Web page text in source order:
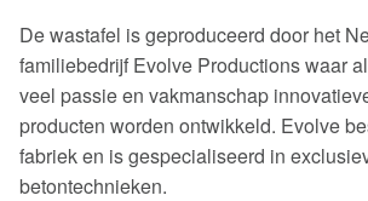
De wastafel is geproduceerd door het
familiebedrijf Evolve Productions waar
veel passie en vakmanschap
producten worden ontwikkeld. Evolve
fabriek en is gespecialiseerd in
betontechnieken.